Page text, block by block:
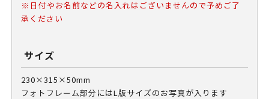
※日付やお名前などの名入れはございませんので予めご了
承ください
サイズ
230×315×50mm
フォトフレーム部分にはL版サイズのお写真が入ります